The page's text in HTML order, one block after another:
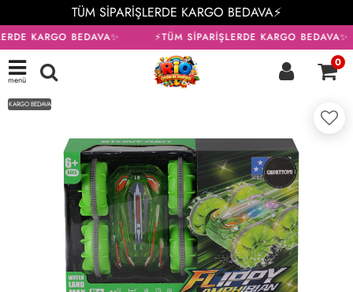
TÜM SİPARİŞLERDE KARGO BEDAVA⚡
KARGO BEDAVA✨ ⚡TÜM SİPARİŞLERDE KARGO BEDAVA✨
menü
0
KARGO BEDAVA